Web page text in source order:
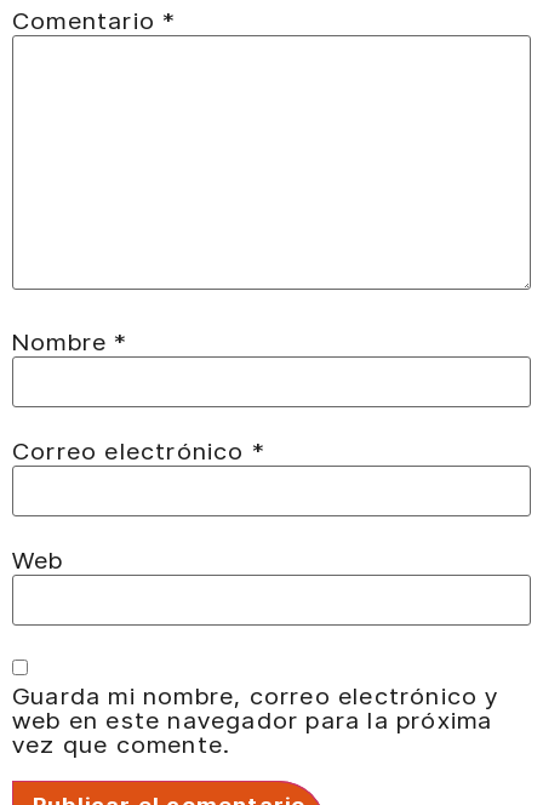
Comentario *
Nombre *
Correo electrónico *
Web
Guarda mi nombre, correo electrónico y
web en este navegador para la próxima
vez que comente.